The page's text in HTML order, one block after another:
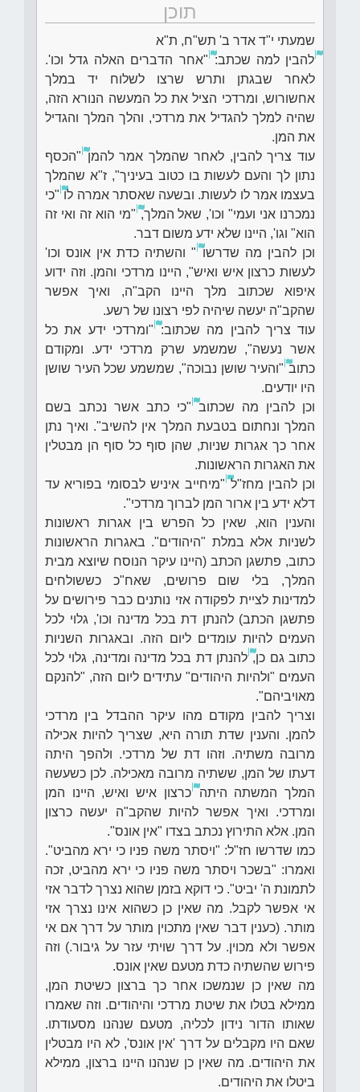
תוכן
שמעתי י"ד אדר ב' תש"ח, ת"א
להבין למה שכתב:"אחר הדברים האלה גדל וכו'.
לאחר שבגתן ותרש שרצו לשלוח יד במלך
אחשורוש, ומרדכי הציל את כל המעשה הנורא הזה,
שהיה למלך להגדיל את מרדכי, והלך המלך והגדיל
את המן.
עוד צריך להבין, לאחר שהמלך אמר להמן"הכסף
נתון לך והעם לעשות בו כטוב בעיניך", ז"א שהמלך
בעצמו אמר לו לעשות. ובשעה שאסתר אמרה לו"כי
נמכרנו אני ועמי" וכו', שאל המלך,"מי הוא זה ואי זה
הוא" וגו', היינו שלא ידע משום דבר.
וכן להבין מה שדרשו" והשתיה כדת אין אונס וכו'
לעשות כרצון איש ואיש", היינו מרדכי והמן. וזה ידוע
איפוא שכתוב מלך היינו הקב"ה, ואיך אפשר
שהקב"ה יעשה שיהיה לפי רצונו של רשע.
עוד צריך להבין מה שכתוב:"ומרדכי ידע את כל
אשר נעשה", שמשמע שרק מרדכי ידע. ומקודם
כתוב"והעיר שושן נבוכה", שמשמע שכל העיר שושן
היו יודעים.
וכן להבין מה שכתוב"כי כתב אשר נכתב בשם
המלך ונחתום בטבעת המלך אין להשיב". ואיך נתן
אחר כך אגרות שניות, שהן סוף כל סוף הן מבטלין
את האגרות הראשונות.
וכן להבין מחז"ל"מיחייב איניש לבסומי בפוריא עד
דלא ידע בין ארור המן לברוך מרדכי".
והענין הוא, שאין כל הפרש בין אגרות ראשונות
לשניות אלא במלת "היהודים". באגרות הראשונות
כתוב, פתשגן הכתב (היינו עיקר הנוסח שיוצא מבית
המלך, בלי שום פרושים, שאח"כ כששולחים
למדינות לציית לפקודה אזי נותנים כבר פירושים על
פתשגן הכתב) להנתן דת בכל מדינה וכו', גלוי לכל
העמים להיות עומדים ליום הזה. ובאגרות השניות
כתוב גם כן,להנתן דת בכל מדינה ומדינה, גלוי לכל
העמים "ולהיות היהודים" עתידים ליום הזה, "להנקם
מאויביהם".
וצריך להבין מקודם מהו עיקר ההבדל בין מרדכי
להמן. והענין שדת תורה היא, שצריך להיות אכילה
מרובה משתיה. וזהו דת של מרדכי. ולהפך היתה
דעתו של המן, ששתיה מרובה מאכילה. לכן כשעשה
המלך המשתה היתהכרצון איש ואיש, היינו המן
ומרדכי. ואיך אפשר להיות שהקב"ה יעשה כרצון
המן. אלא התירוץ נכתב בצדו "אין אונס".
כמו שדרשו חז"ל: "ויסתר משה פניו כי ירא מהביט".
ואמרו: "בשכר ויסתר משה פניו כי ירא מהביט, זכה
לתמונת ה' יביט". כי דוקא בזמן שהוא נצרך לדבר אזי
אי אפשר לקבל. מה שאין כן כשהוא אינו נצרך אזי
מותר. (כענין דבר שאין מתכוין מותר על דרך אם אי
אפשר ולא מכוין. על דרך שויתי עזר על גיבור.) וזה
פירוש שהשתיה כדת מטעם שאין אונס.
מה שאין כן שנמשכו אחר כך ברצון כשיטת המן,
ממילא בטלו את שיטת מרדכי והיהודים. וזה שאמרו
שאותו הדור נידון לכליה, מטעם שנהנו מסעודתו.
שאם היו מקבלים על דרך 'אין אונס', לא היו מבטלין
את היהודים. מה שאין כן שנהנו היינו ברצון, ממילא
ביטלו את היהודים.